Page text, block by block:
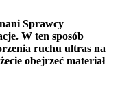
Sprawcy
W ten sposób
ruchu ultras na
obejrzeć materiał